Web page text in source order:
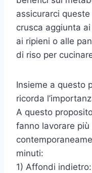
assicurarci
crusca aggiunta
ai ripieni o alle
di riso per
Insieme a questo
ricorda
A questo
fanno lavorare
minuti:
1) Affondi